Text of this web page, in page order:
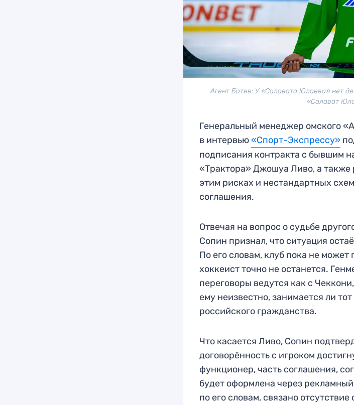
Агент Ботев: У «Салавата Юлаева» нет
«Салават
Генеральный менеджер омского
в интервью«Спорт-Экспрессу»
подписания контракта с бывшим
«Трактора» Джошуа Ливо, а также
этим рисках и нестандартных
соглашения.
Отвечая на вопрос о судьбе
Сопин признал, что ситуация
По его словам, клуб пока не может
хоккеист точно не останется.
переговоры ведутся как с
ему неизвестно, занимается ли
российского гражданства.
Что касается Ливо, Сопин
договорённость с игроком
функционер, часть соглашения,
будет оформлена через
по его словам, связано